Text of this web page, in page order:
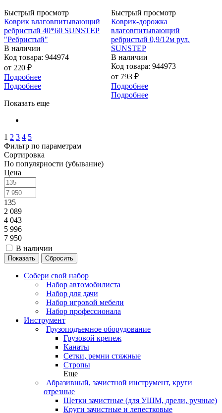
Быстрый просмотр
Коврик влаговпитывающий
ребристый 40*60 SUNSTEP
"Ребристый"
В наличии
Код товара: 944974
от 220 ₽
Подробнее
Подробнее
Быстрый просмотр
Коврик-дорожка
влаговпитывающий
ребристый 0,9/12м рул.
SUNSTEP
В наличии
Код товара: 944973
от 793 ₽
Подробнее
Подробнее
Показать еще
1 2 3 4 5
Фильтр по параметрам
Сортировка
По популярности (убывание)
Цена
135
2 089
4 043
5 996
7 950
В наличии
Сбросить
Собери свой набор
Набор автомобилиста
Набор для дачи
Набор игровой мебели
Набор профессионала
Инструмент
Грузоподъемное оборудование
Грузовой крепеж
Канаты
Сетки, ремни стяжные
Стропы
Еще
Абразивный, зачистной инструмент, круги
отрезные
Щетки зачистные (для УШМ, дрели, ручные)
Круги зачистные и лепестковые